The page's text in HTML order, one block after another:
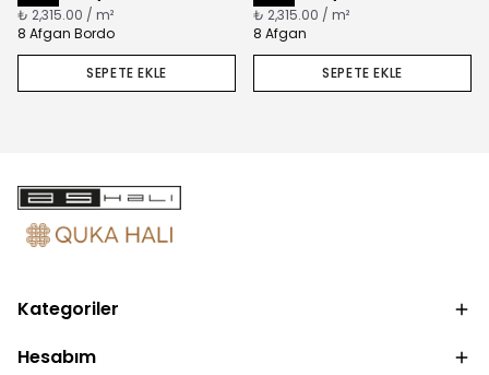
₺ 2,315.00 / m²
8 Afgan Bordo
SEPETE EKLE
₺ 2,315.00 / m²
8 Afgan
SEPETE EKLE
Kategoriler
Hesabım